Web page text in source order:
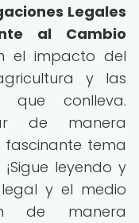
Legales
al Cambio
el impacto del
y las
que conlleva.
de manera
tema
leyendo y
y el medio
de manera